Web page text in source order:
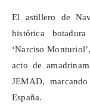
El astillero de
histórica
‘Narciso Monturiol’
acto de
JEMAD,
España.